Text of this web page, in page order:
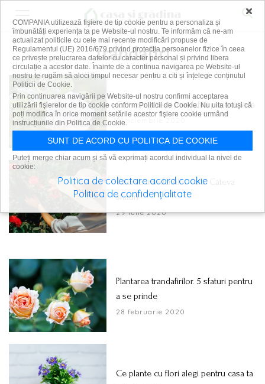
trandafiri
Cum pregătești trandafirii pentru iarnă
21 noiembrie 2020
Tăierea trandafirilor vara. Câteva
sfaturi
29 iulie 2020
Plantarea trandafirilor. 5 sfaturi pentru
a se prinde
28 februarie 2020
Ce plante cu flori alegi pentru casa ta
×
COMPANIA utilizează fişiere de tip cookie pentru a personaliza și
îmbunătăți experiența ta pe Website-ul nostru. Te informăm că ne-am
actualizat politicile cu cele mai recente modificări propuse de
Regulamentul (UE) 2016/679 privind protecția persoanelor fizice în ceea
ce privește prelucrarea datelor cu caracter personal și privind libera
circulație a acestor date. Înainte de a continua navigarea pe Website-ul
nostru te rugăm să aloci timpul necesar pentru a citi și înțelege conținutul
Politicii de Cookie.
Prin continuarea navigării pe Website-ul nostru confirmi acceptarea
utilizării fişierelor de tip cookie conform Politicii de Cookie. Nu uita totuși că
poți modifica în orice moment setările acestor fişiere cookie urmând
instrucțiunile din Politica de Cookie.
SUNT DE ACORD CU POLITICA DE COOKIE
Puteți merge chiar acum și să vă exprimați acordul individual la nivel de
cookie:
Politica de colectare acord cookie
Politica de confidențialitate